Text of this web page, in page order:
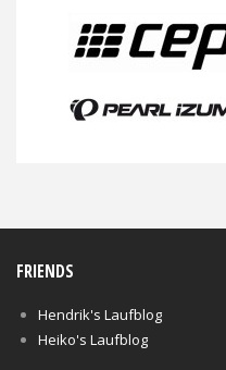
FRIENDS
Hendrik's Laufblog
Heiko's Laufblog